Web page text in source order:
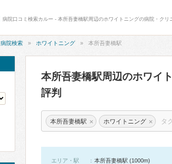
病院口コミ検索カルー - 本所吾妻橋駅周辺のホワイトニングの病院・クリ
病院検索 ホワイトニング 本所吾妻橋駅
本所吾妻橋駅周辺のホワイ
評判
本所吾妻橋駅 × ホワイトニング ×
エリア・駅
本所吾妻橋駅 (1000m)